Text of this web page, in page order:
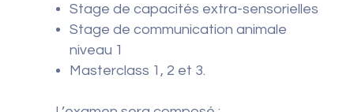
Stage de capacités extra-sensorielles
Stage de communication animale
niveau 1
Masterclass 1, 2 et 3.